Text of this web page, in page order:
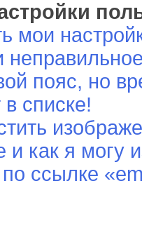
мои
пояс, но
списке!
и как я могу
ссылке